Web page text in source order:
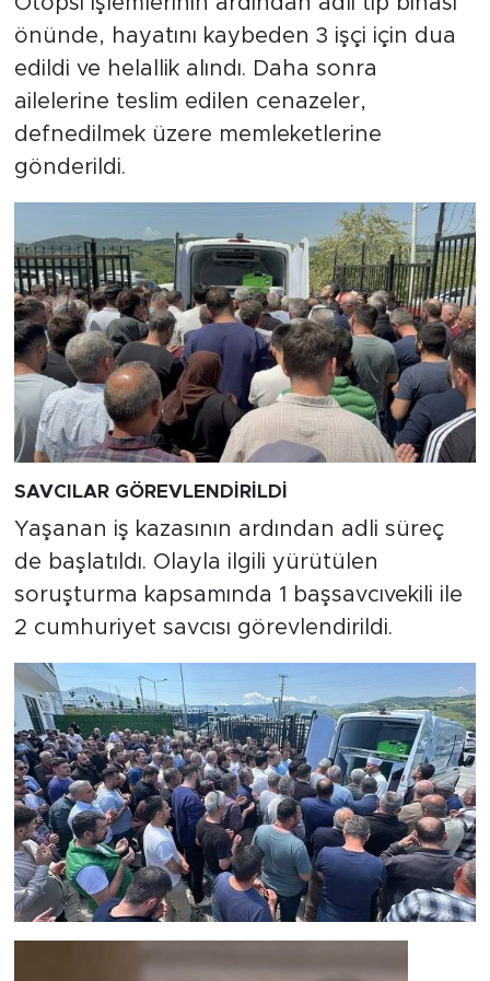
önünde, hayatını kaybeden 3 işçi için dua
edildi ve helallik alındı. Daha sonra
ailelerine teslim edilen cenazeler,
defnedilmek üzere memleketlerine
gönderildi.
SAVCILAR GÖREVLENDİRİLDİ
Yaşanan iş kazasının ardından adli süreç
de başlatıldı. Olayla ilgili yürütülen
soruşturma kapsamında 1 başsavcıvekili ile
2 cumhuriyet savcısı görevlendirildi.